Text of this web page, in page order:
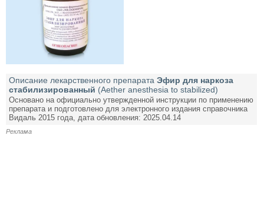
Описание лекарственного препарата Эфир для наркоза
стабилизированный (Aether anesthesia to stabilized)
Основано на официально утвержденной инструкции по применению
препарата и подготовлено для электронного издания справочника
Видаль 2015 года, дата обновления: 2025.04.14
Реклама